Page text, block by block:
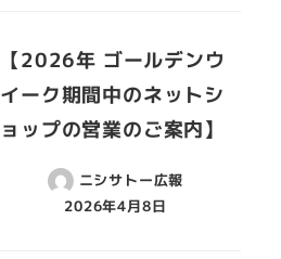
【2026年 ゴールデンウ
イーク期間中のネットシ
ョップの営業のご案内】
ニシサトー広報
2026年4月8日